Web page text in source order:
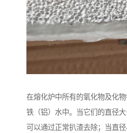
在熔化炉中所有的氧化物及化
铁（铝）水中。当它们的直径大
可以通过正常扒渣去除；当直